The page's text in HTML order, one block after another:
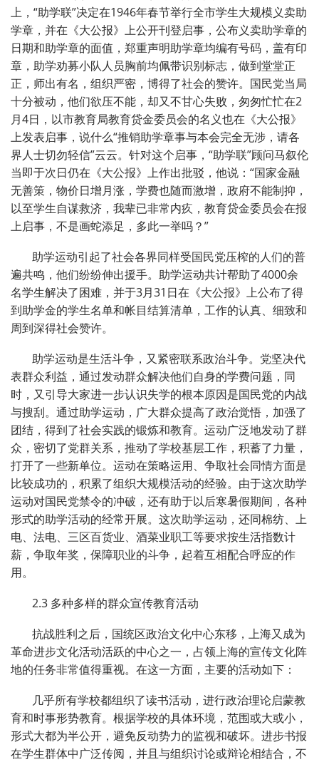
上，“助学联”决定在1946年春节举行全市学生大规模义卖助
学章，并在《大公报》上公开刊登启事，公布义卖助学章的
日期和助学章的面值，郑重声明助学章均编有号码，盖有印
章，助学劝募小队人员胸前均佩带识别标志，做到堂堂正
正，师出有名，组织严密，博得了社会的赞许。国民党当局
十分被动，他们欲压不能，却又不甘心失败，匆匆忙忙在2
月4日，以市教育局教育贷金委员会的名义也在《大公报》
上发表启事，说什么“推销助学章事与本会完全无涉，请各
界人士切勿轻信”云云。针对这个启事，“助学联”顾问马叙伦
当即于次日仍在《大公报》上作出批驳，他说：“国家金融
无善策，物价日增月涨，学费也随而激增，政府不能制抑，
以至学生自谋救济，我辈已非常内疚，教育贷金委员会在报
上启事，不是画蛇添足，多此一举吗？”
助学运动引起了社会各界同样受国民党压榨的人们的普
遍共鸣，他们纷纷伸出援手。助学运动共计帮助了4000余
名学生解决了困难，并于3月31日在《大公报》上公布了得
到助学金的学生名单和帐目结算清单，工作的认真、细致和
周到深得社会赞许。
助学运动是生活斗争，又紧密联系政治斗争。党坚决代
表群众利益，通过发动群众解决他们自身的学费问题，同
时，又引导大家进一步认识失学的根本原因是国民党的内战
与搜刮。通过助学运动，广大群众提高了政治觉悟，加强了
团结，得到了社会实践的锻炼和教育。运动广泛地发动了群
众，密切了党群关系，推动了学校基层工作，积蓄了力量，
打开了一些新单位。运动在策略运用、争取社会同情方面是
比较成功的，积累了组织大规模活动的经验。由于这次助学
运动对国民党禁令的冲破，还有助于以后寒暑假期间，各种
形式的助学活动的经常开展。这次助学运动，还同棉纺、上
电、法电、三区百货业、酒菜业职工等要求按生活指数计
薪，争取年奖，保障职业的斗争，起着互相配合呼应的作
用。
2.3 多种多样的群众宣传教育活动
抗战胜利之后，国统区政治文化中心东移，上海又成为
革命进步文化活动活跃的中心之一，占领上海的宣传文化阵
地的任务非常值得重视。在这一方面，主要的活动如下：
几乎所有学校都组织了读书活动，进行政治理论启蒙教
育和时事形势教育。根据学校的具体环境，范围或大或小，
形式大都为半公开，避免反动势力的监视和破坏。进步书报
在学生群体中广泛传阅，并且与组织讨论或辩论相结合，不